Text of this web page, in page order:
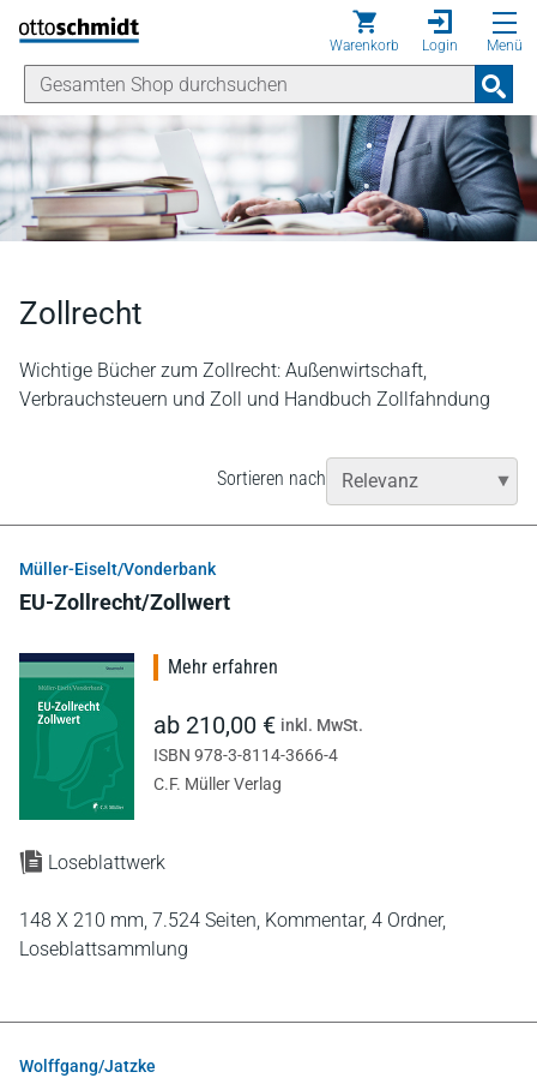
Direkt zum Inhalt
Warenkorb Login Menü
Zollrecht
Wichtige Bücher zum Zollrecht: Außenwirtschaft,
Verbrauchsteuern und Zoll und Handbuch Zollfahndung
Sortieren nach
Müller-Eiselt/Vonderbank
EU-Zollrecht/Zollwert
Loseblattwerk
148 X 210 mm, 7.524 Seiten, Kommentar, 4 Ordner,
Loseblattsammlung
Mehr erfahren
ab 210,00 € inkl. MwSt.
ISBN 978-3-8114-3666-4
C.F. Müller Verlag
Wolffgang/Jatzke